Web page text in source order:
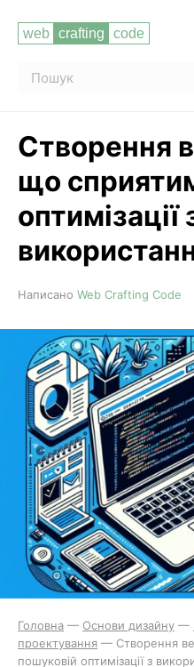
Створення
що
оптимізації
Читати
Написано Web Crafting Code
Головна — Основи дизайну —
проектування — Створення
пошуковій оптимізації з